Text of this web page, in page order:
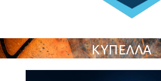
ΚΥΠΕΛΛΑ